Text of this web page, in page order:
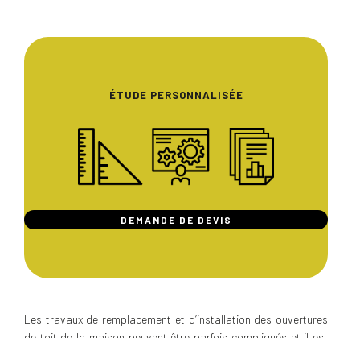
ÉTUDE PERSONNALISÉE
DEMANDE DE DEVIS
Les travaux de remplacement et d’installation des ouvertures